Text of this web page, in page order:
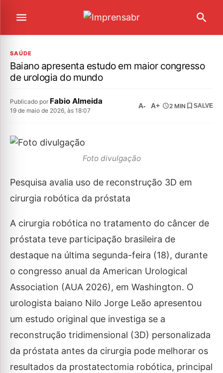
SAÚDE
Baiano apresenta estudo em maior congresso
de urologia do mundo
Publicado por Fabio Almeida
19 de maio de 2026, às 18:07
A- A+ 2 MIN SALVE
Foto divulgação
Pesquisa avalia uso de reconstrução 3D em
cirurgia robótica da próstata
A cirurgia robótica no tratamento do câncer de
próstata teve participação brasileira de
destaque na última segunda-feira (18), durante
o congresso anual da American Urological
Association (AUA 2026), em Washington. O
urologista baiano Nilo Jorge Leão apresentou
um estudo original que investiga se a
reconstrução tridimensional (3D) personalizada
da próstata antes da cirurgia pode melhorar os
resultados da prostatectomia robótica, principal